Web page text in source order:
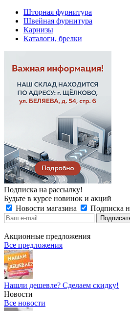
Шторная фурнитура
Швейная фурнитура
Карнизы
Каталоги, брелки
Подписка на рассылку!
Будьте в курсе новинок и акций
Новости магазина
Подписка
Акционные предложения
Все предложения
Нашли дешевле? Сделаем скидку!
Новости
Все новости